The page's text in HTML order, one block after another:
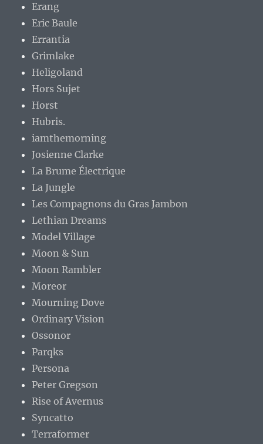
Erang
Eric Baule
Errantia
Grimlake
Heligoland
Hors Sujet
Horst
Hubris.
iamthemorning
Josienne Clarke
La Brume Électrique
La Jungle
Les Compagnons du Gras Jambon
Lethian Dreams
Model Village
Moon & Sun
Moon Rambler
Moreor
Mourning Dove
Ordinary Vision
Ossonor
Parqks
Persona
Peter Gregson
Rise of Avernus
Syncatto
Terraformer